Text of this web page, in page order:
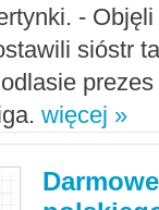
-
sióstr
więcej »